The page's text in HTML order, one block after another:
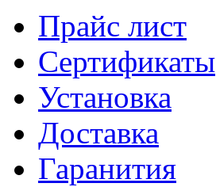
Прайс лист
Сертификаты
Установка
Доставка
Гаранития